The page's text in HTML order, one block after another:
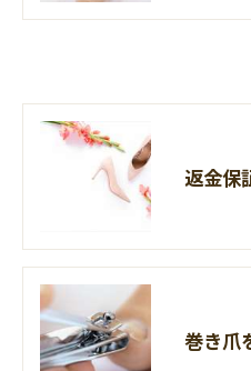
返金保
巻き爪